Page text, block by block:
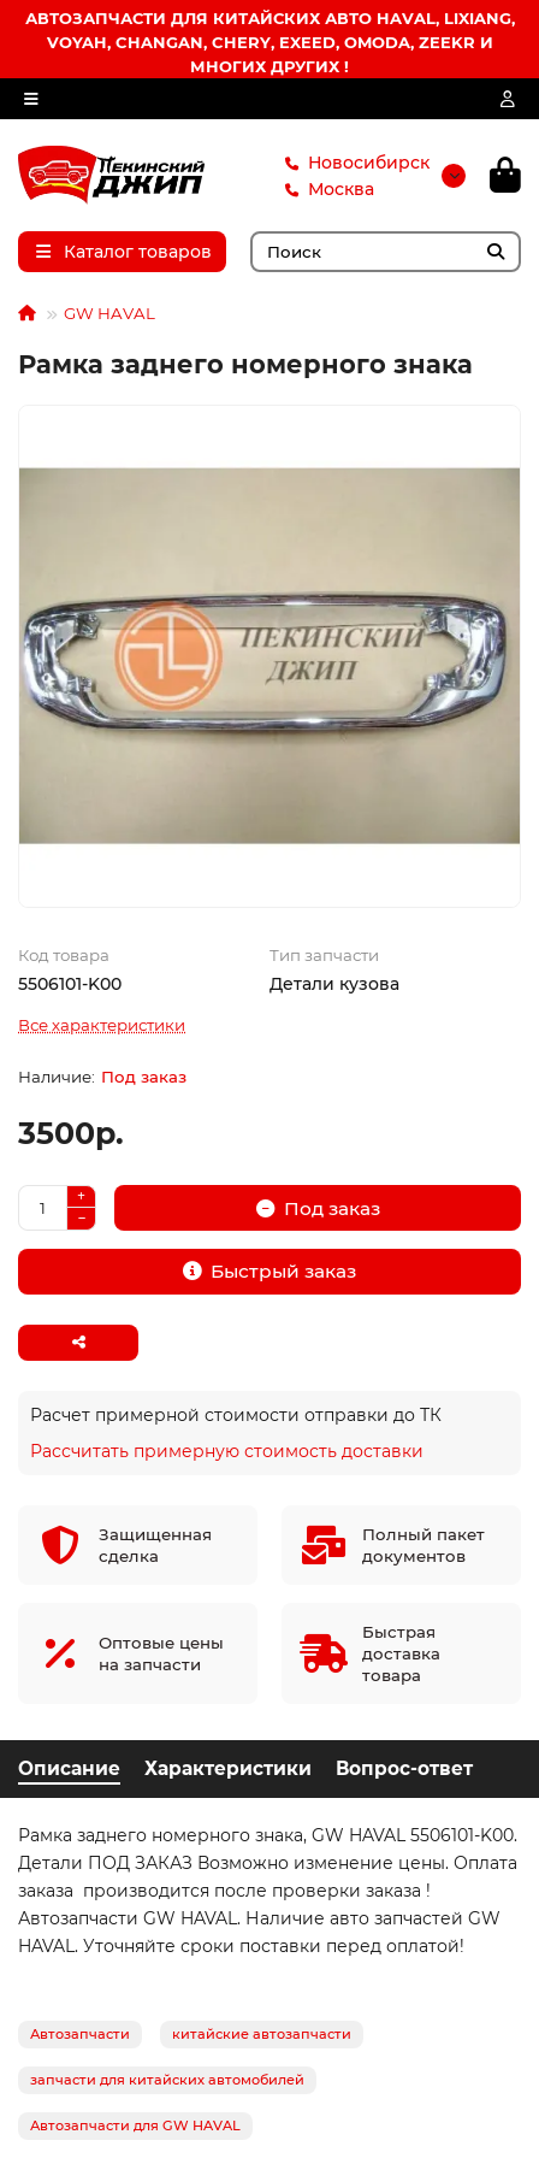
АВТОЗАПЧАСТИ ДЛЯ КИТАЙСКИХ АВТО HAVAL, LIXIANG,
VOYAH, CHANGAN, CHERY, EXEED, OMODA, ZEEKR И
МНОГИХ ДРУГИХ !
Новосибирск
Москва
Каталог товаров
GW HAVAL
Рамка заднего номерного знака
Код товара
5506101-K00
Тип запчасти
Детали кузова
Все характеристики
Под заказ
3500р.
Под заказ
Быстрый заказ
Расчет примерной стоимости отправки до ТК
Рассчитать примерную стоимость доставки
Защищенная
сделка
Полный пакет
документов
Оптовые цены
на запчасти
Быстрая
доставка
товара
Описание Характеристики Вопрос-ответ
Рамка заднего номерного знака, GW HAVAL 5506101-K00.
Детали ПОД ЗАКАЗ Возможно изменение цены. Оплата
заказа производится после проверки заказа !
Автозапчасти GW HAVAL. Наличие авто запчастей GW
HAVAL. Уточняйте сроки поставки перед оплатой!
Автозапчасти китайские автозапчасти
запчасти для китайских автомобилей
Автозапчасти для GW HAVAL